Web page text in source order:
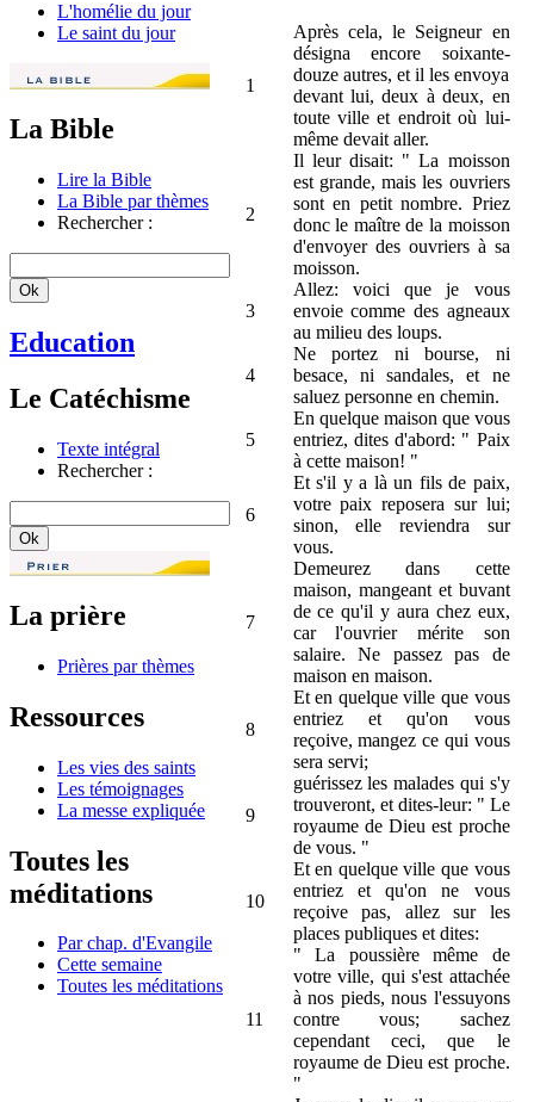
L'homélie du jour
Le saint du jour
La Bible
Lire la Bible
La Bible par thèmes
Rechercher :
Education
Le Catéchisme
Texte intégral
Rechercher :
La prière
Prières par thèmes
Ressources
Les vies des saints
Les témoignages
La messe expliquée
Toutes les
méditations
Par chap. d'Evangile
Cette semaine
Toutes les méditations
1
Après cela, le Seigneur en
désigna encore soixante-
douze autres, et il les envoya
devant lui, deux à deux, en
toute ville et endroit où lui-
même devait aller.
2
Il leur disait: " La moisson
est grande, mais les ouvriers
sont en petit nombre. Priez
donc le maître de la moisson
d'envoyer des ouvriers à sa
moisson.
3
Allez: voici que je vous
envoie comme des agneaux
au milieu des loups.
4
Ne portez ni bourse, ni
besace, ni sandales, et ne
saluez personne en chemin.
5
En quelque maison que vous
entriez, dites d'abord: " Paix
à cette maison! "
6
Et s'il y a là un fils de paix,
votre paix reposera sur lui;
sinon, elle reviendra sur
vous.
7
Demeurez dans cette
maison, mangeant et buvant
de ce qu'il y aura chez eux,
car l'ouvrier mérite son
salaire. Ne passez pas de
maison en maison.
8
Et en quelque ville que vous
entriez et qu'on vous
reçoive, mangez ce qui vous
sera servi;
9
guérissez les malades qui s'y
trouveront, et dites-leur: " Le
royaume de Dieu est proche
de vous. "
10
Et en quelque ville que vous
entriez et qu'on ne vous
reçoive pas, allez sur les
places publiques et dites:
11
" La poussière même de
votre ville, qui s'est attachée
à nos pieds, nous l'essuyons
contre vous; sachez
cependant ceci, que le
royaume de Dieu est proche.
"